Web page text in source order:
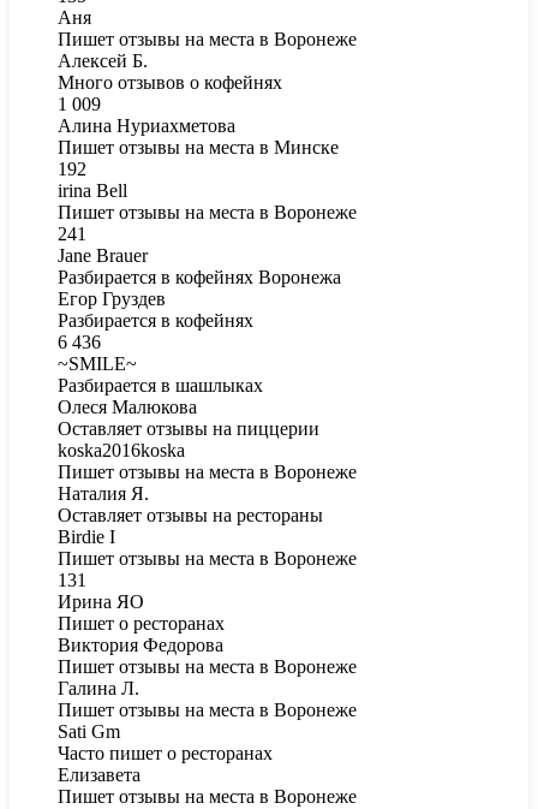
Аня
Пишет отзывы на места в Воронеже
Алексей Б.
Много отзывов о кофейнях
1 009
Алина Нуриахметова
Пишет отзывы на места в Минске
192
irina Bell
Пишет отзывы на места в Воронеже
241
Jane Brauer
Разбирается в кофейнях Воронежа
Егор Груздев
Разбирается в кофейнях
6 436
~SMILE~
Разбирается в шашлыках
Олеся Малюкова
Оставляет отзывы на пиццерии
koska2016koska
Пишет отзывы на места в Воронеже
Наталия Я.
Оставляет отзывы на рестораны
Birdie I
Пишет отзывы на места в Воронеже
131
Ирина ЯО
Пишет о ресторанах
Виктория Федорова
Пишет отзывы на места в Воронеже
Галина Л.
Пишет отзывы на места в Воронеже
Sati Gm
Часто пишет о ресторанах
Елизавета
Пишет отзывы на места в Воронеже